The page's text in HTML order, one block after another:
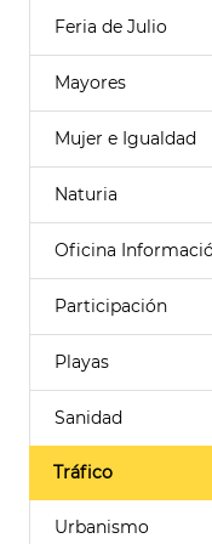
Feria de Julio
Mayores
Mujer e Igualdad
Naturia
Oficina
Participación
Playas
Sanidad
Tráfico
Urbanismo